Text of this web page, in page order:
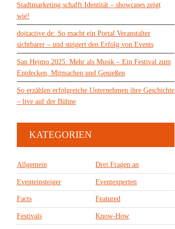
Stadtmarketing schafft Identität – showcases zeigt
wie!
doitactive.de: So macht ein Portal Veranstalter
sichtbarer – und steigert den Erfolg von Events
San Hejmo 2025: Mehr als Musik – Ein Festival zum
Entdecken, Mitmachen und Genießen
So erzählen erfolgreiche Unternehmen ihre Geschichte
– live auf der Bühne
KATEGORIEN
Allgemein Drei Fragen an
Eventeinsteiger Eventexperten
Facts Featured
Festivals Know-How